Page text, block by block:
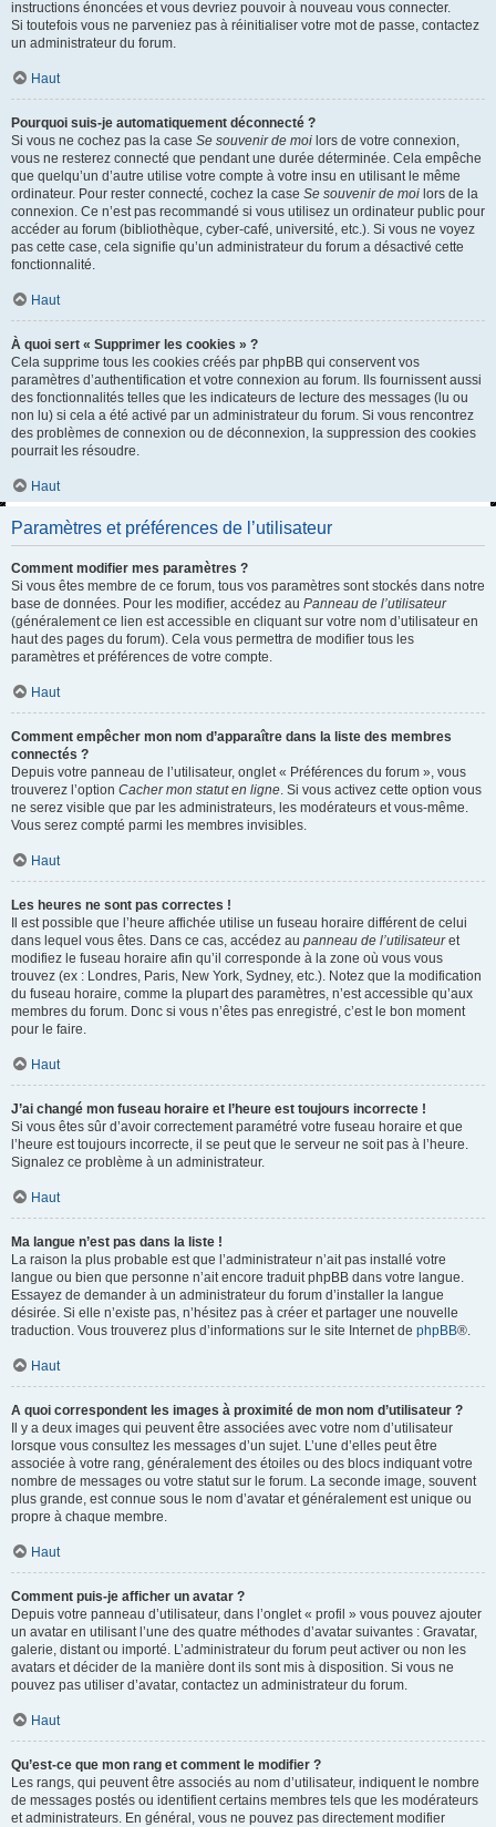
instructions énoncées et vous devriez pouvoir à nouveau vous connecter.
Si toutefois vous ne parveniez pas à réinitialiser votre mot de passe, contactez
un administrateur du forum.
Haut
Pourquoi suis-je automatiquement déconnecté ?
Si vous ne cochez pas la case Se souvenir de moi lors de votre connexion,
vous ne resterez connecté que pendant une durée déterminée. Cela empêche
que quelqu’un d’autre utilise votre compte à votre insu en utilisant le même
ordinateur. Pour rester connecté, cochez la case Se souvenir de moi lors de la
connexion. Ce n’est pas recommandé si vous utilisez un ordinateur public pour
accéder au forum (bibliothèque, cyber-café, université, etc.). Si vous ne voyez
pas cette case, cela signifie qu’un administrateur du forum a désactivé cette
fonctionnalité.
Haut
À quoi sert « Supprimer les cookies » ?
Cela supprime tous les cookies créés par phpBB qui conservent vos
paramètres d’authentification et votre connexion au forum. Ils fournissent aussi
des fonctionnalités telles que les indicateurs de lecture des messages (lu ou
non lu) si cela a été activé par un administrateur du forum. Si vous rencontrez
des problèmes de connexion ou de déconnexion, la suppression des cookies
pourrait les résoudre.
Haut
Paramètres et préférences de l’utilisateur
Comment modifier mes paramètres ?
Si vous êtes membre de ce forum, tous vos paramètres sont stockés dans notre
base de données. Pour les modifier, accédez au Panneau de l’utilisateur
(généralement ce lien est accessible en cliquant sur votre nom d’utilisateur en
haut des pages du forum). Cela vous permettra de modifier tous les
paramètres et préférences de votre compte.
Haut
Comment empêcher mon nom d’apparaître dans la liste des membres
connectés ?
Depuis votre panneau de l’utilisateur, onglet « Préférences du forum », vous
trouverez l’option Cacher mon statut en ligne. Si vous activez cette option vous
ne serez visible que par les administrateurs, les modérateurs et vous-même.
Vous serez compté parmi les membres invisibles.
Haut
Les heures ne sont pas correctes !
Il est possible que l’heure affichée utilise un fuseau horaire différent de celui
dans lequel vous êtes. Dans ce cas, accédez au panneau de l’utilisateuret
modifiez le fuseau horaire afin qu’il corresponde à la zone où vous vous
trouvez (ex : Londres, Paris, New York, Sydney, etc.). Notez que la modification
du fuseau horaire, comme la plupart des paramètres, n’est accessible qu’aux
membres du forum. Donc si vous n’êtes pas enregistré, c’est le bon moment
pour le faire.
Haut
J’ai changé mon fuseau horaire et l’heure est toujours incorrecte !
Si vous êtes sûr d’avoir correctement paramétré votre fuseau horaire et que
l’heure est toujours incorrecte, il se peut que le serveur ne soit pas à l’heure.
Signalez ce problème à un administrateur.
Haut
Ma langue n’est pas dans la liste !
La raison la plus probable est que l’administrateur n’ait pas installé votre
langue ou bien que personne n’ait encore traduit phpBB dans votre langue.
Essayez de demander à un administrateur du forum d’installer la langue
désirée. Si elle n’existe pas, n’hésitez pas à créer et partager une nouvelle
traduction. Vous trouverez plus d’informations sur le site Internet de phpBB®.
Haut
A quoi correspondent les images à proximité de mon nom d’utilisateur ?
Il y a deux images qui peuvent être associées avec votre nom d’utilisateur
lorsque vous consultez les messages d’un sujet. L’une d’elles peut être
associée à votre rang, généralement des étoiles ou des blocs indiquant votre
nombre de messages ou votre statut sur le forum. La seconde image, souvent
plus grande, est connue sous le nom d’avatar et généralement est unique ou
propre à chaque membre.
Haut
Comment puis-je afficher un avatar ?
Depuis votre panneau d’utilisateur, dans l’onglet « profil » vous pouvez ajouter
un avatar en utilisant l’une des quatre méthodes d’avatar suivantes : Gravatar,
galerie, distant ou importé. L’administrateur du forum peut activer ou non les
avatars et décider de la manière dont ils sont mis à disposition. Si vous ne
pouvez pas utiliser d’avatar, contactez un administrateur du forum.
Haut
Qu’est-ce que mon rang et comment le modifier ?
Les rangs, qui peuvent être associés au nom d’utilisateur, indiquent le nombre
de messages postés ou identifient certains membres tels que les modérateurs
et administrateurs. En général, vous ne pouvez pas directement modifier